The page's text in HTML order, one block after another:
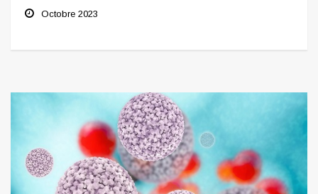
Octobre 2023